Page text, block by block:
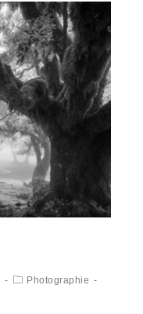
Photographie